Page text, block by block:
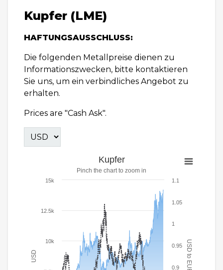
Kupfer (LME)
HAFTUNGSAUSSCHLUSS:
Die folgenden Metallpreise dienen zu
Informationszwecken, bitte kontaktieren
Sie uns, um ein verbindliches Angebot zu
erhalten.
Prices are "Cash Ask".
USD USD to EUR
Kupfer
Pinch the chart to zoom in
10k
12.5k
15k
0.9
0.95
1
1.05
1.1